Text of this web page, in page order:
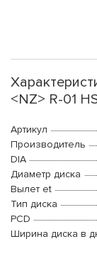
<NZ> R-01
Артикул
Производитель
DIA
Диаметр диска
Вылет et
Тип диска
PCD
Ширина диска в